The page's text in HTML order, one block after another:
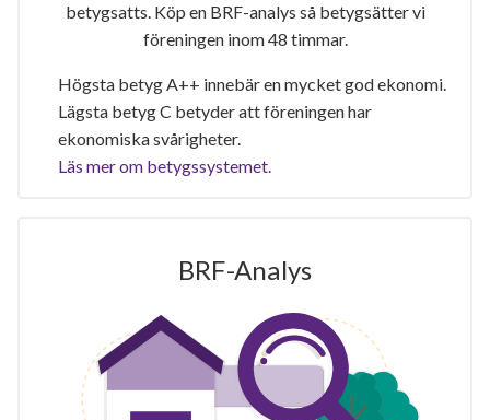
betygsatts. Köp en BRF-analys så betygsätter vi
föreningen inom 48 timmar.
Högsta betyg A++ innebär en mycket god ekonomi.
Lägsta betyg C betyder att föreningen har
ekonomiska svårigheter.
Läs mer om betygssystemet.
BRF-Analys